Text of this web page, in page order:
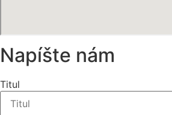
Napíšte nám
Titul